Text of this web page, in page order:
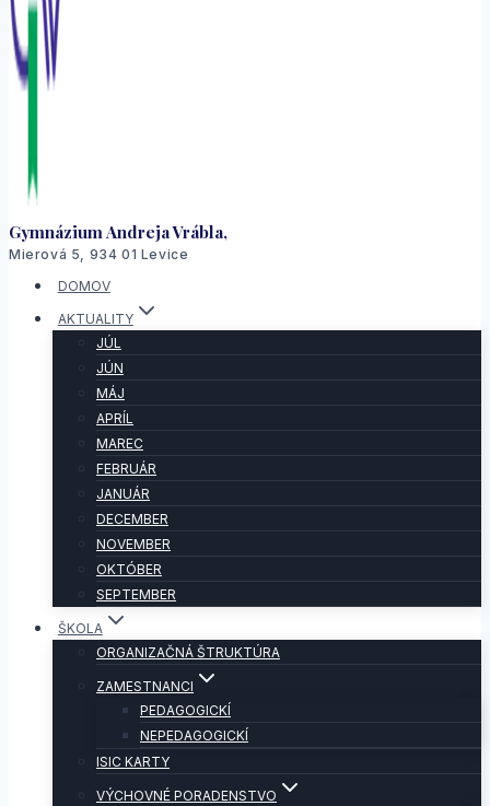
Gymnázium Andreja Vrábla,
Mierová 5, 934 01 Levice
DOMOV
AKTUALITY
JÚL
JÚN
MÁJ
APRÍL
MAREC
FEBRUÁR
JANUÁR
DECEMBER
NOVEMBER
OKTÓBER
SEPTEMBER
ŠKOLA
ORGANIZAČNÁ ŠTRUKTÚRA
ZAMESTNANCI
PEDAGOGICKÍ
NEPEDAGOGICKÍ
ISIC KARTY
VÝCHOVNÉ PORADENSTVO